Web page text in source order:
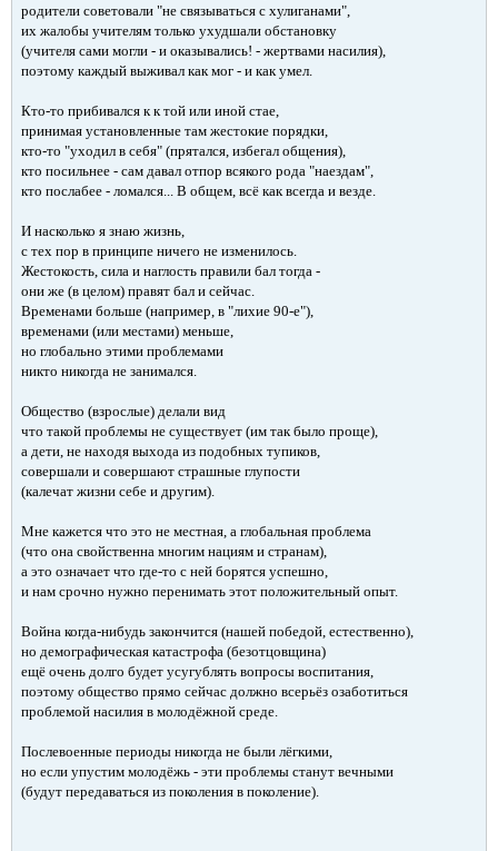
родители советовали "не связываться с хулиганами",
их жалобы учителям только ухудшали обстановку
(учителя сами могли - и оказывались! - жертвами насилия),
поэтому каждый выживал как мог - и как умел.
Кто-то прибивался к к той или иной стае,
принимая установленные там жестокие порядки,
кто-то "уходил в себя" (прятался, избегал общения),
кто посильнее - сам давал отпор всякого рода "наездам",
кто послабее - ломался... В общем, всё как всегда и везде.
И насколько я знаю жизнь,
с тех пор в принципе ничего не изменилось.
Жестокость, сила и наглость правили бал тогда -
они же (в целом) правят бал и сейчас.
Временами больше (например, в "лихие 90-е"),
временами (или местами) меньше,
но глобально этими проблемами
никто никогда не занимался.
Общество (взрослые) делали вид
что такой проблемы не существует (им так было проще),
а дети, не находя выхода из подобных тупиков,
совершали и совершают страшные глупости
(калечат жизни себе и другим).
Мне кажется что это не местная, а глобальная проблема
(что она свойственна многим нациям и странам),
а это означает что где-то с ней борятся успешно,
и нам срочно нужно перенимать этот положительный опыт.
Война когда-нибудь закончится (нашей победой, естественно),
но демографическая катастрофа (безотцовщина)
ещё очень долго будет усугублять вопросы воспитания,
поэтому общество прямо сейчас должно всерьёз озаботиться
проблемой насилия в молодёжной среде.
Послевоенные периоды никогда не были лёгкими,
но если упустим молодёжь - эти проблемы станут вечными
(будут передаваться из поколения в поколение).